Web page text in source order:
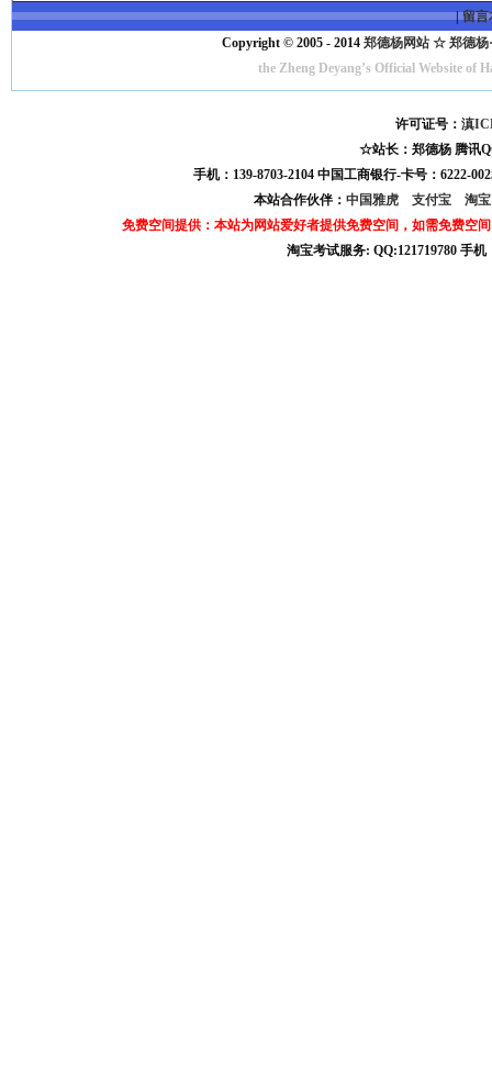
|留言
Copyright © 2005 - 2014 郑德杨网站 ☆ 郑德杨
the Zheng Deyang’s Official Website
许可证号：滇
☆站长：郑德杨 腾讯
手机：139-8703-2104 中国工商银行-卡号：6222-
本站合作伙伴： 中国雅虎 支付宝
淘
免费空间提供：本站为网站爱好者提供免费空间，如需免费空
淘宝考试服务: QQ:121719780 手